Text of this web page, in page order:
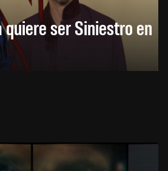
ser Siniestro en